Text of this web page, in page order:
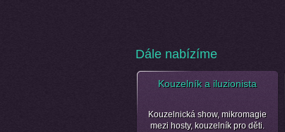
Dále nabízíme
Kouzelník a iluzionista
Kouzelnická show, mikromagie
mezi hosty, kouzelník pro děti.